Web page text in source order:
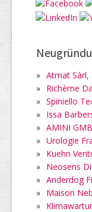
» Atmat Sàrl,
» Richème
» Spiniello
» Issa
» AMINI
» Urologie
» Kuehn
» Neosens
» Anderdog
» Maison
»